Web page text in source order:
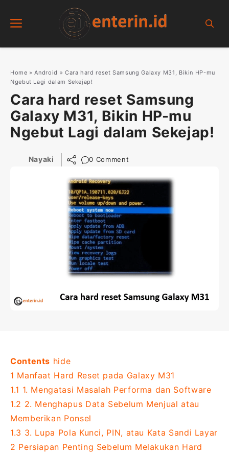
Menu
Home »Android » Cara hard reset Samsung Galaxy M31, Bikin HP-mu
Ngebut Lagi dalam Sekejap!
Cara hard reset Samsung
Galaxy M31, Bikin HP-mu
Ngebut Lagi dalam Sekejap!
Nayaki 0 Comment
Contents hide
1 Manfaat Hard Reset pada Galaxy M31
1.1 1. Mengatasi Masalah Performa dan Software
1.2 2. Menghapus Data Sebelum Menjual atau
Memberikan Ponsel
1.3 3. Lupa Pola Kunci, PIN, atau Kata Sandi Layar
2 Persiapan Penting Sebelum Melakukan Hard